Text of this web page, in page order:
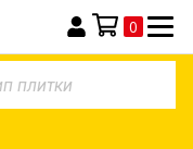
Моя корзина
0